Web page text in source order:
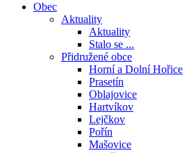
Obec
Aktuality
Aktuality
Stalo se ...
Přidružené obce
Horní a Dolní Hořice
Prasetín
Oblajovice
Hartvíkov
Lejčkov
Pořín
Mašovice